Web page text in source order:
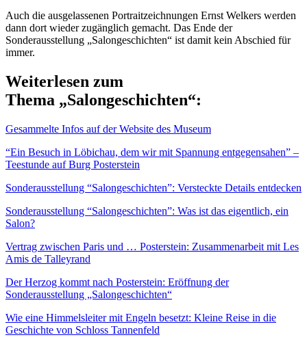
Auch die ausgelassenen Portraitzeichnungen Ernst Welkers werden
dann dort wieder zugänglich gemacht. Das Ende der
Sonderausstellung „Salongeschichten“ ist damit kein Abschied für
immer.
Weiterlesen zum
Thema „Salongeschichten“:
Gesammelte Infos auf der Website des Museum
“Ein Besuch in Löbichau, dem wir mit Spannung entgegensahen” –
Teestunde auf Burg Posterstein
Sonderausstellung “Salongeschichten”: Versteckte Details entdecken
Sonderausstellung “Salongeschichten”: Was ist das eigentlich, ein
Salon?
Vertrag zwischen Paris und … Posterstein: Zusammenarbeit mit Les
Amis de Talleyrand
Der Herzog kommt nach Posterstein: Eröffnung der
Sonderausstellung „Salongeschichten“
Wie eine Himmelsleiter mit Engeln besetzt: Kleine Reise in die
Geschichte von Schloss Tannenfeld